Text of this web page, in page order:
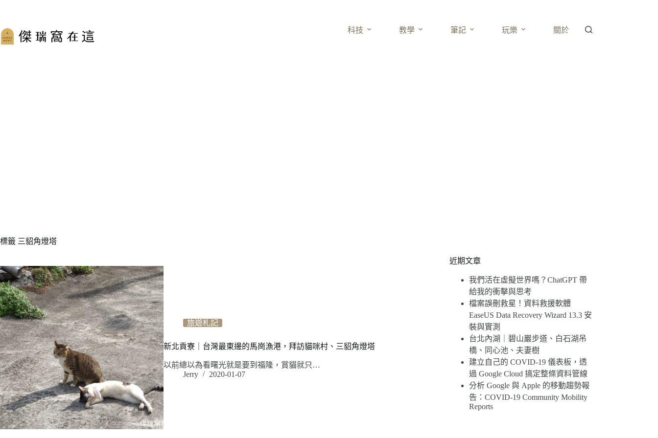
主
要
科技 教學 筆記 玩樂 關於
標籤 三貂角燈塔
旅遊札記
新北貢寮｜台灣最東邊的馬崗漁港，拜訪貓咪村、三貂角燈塔
以前總以為看曙光就是要到福隆，賞貓就只…
Jerry
2020-01-07
近期文章
我們活在虛擬世界嗎？ChatGPT 帶
給我的衝擊與思考
檔案誤刪救星！資料救援軟體
EaseUS Data Recovery Wizard 13.3 安
裝與實測
台北內湖｜碧山巖步道、白石湖吊
橋、同心池、夫妻樹
建立自己的 COVID-19 儀表板，透
過 Google Cloud 搞定整條資料管線
分析 Google 與 Apple 的移動趨勢報
告：COVID-19 Community Mobility
Reports